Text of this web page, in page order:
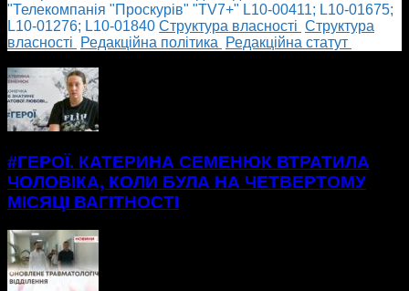
"Телекомпанія "Проскурів" "TV7+" L10-00411; L10-01675;
L10-01276; L10-01840 Cтруктура власності Cтруктура
власності
Редакційна політика
Редакційна статут
#ГЕРОЇ. КАТЕРИНА СЕМЕНЮК ВТРАТИЛА
ЧОЛОВІКА, КОЛИ БУЛА НА ЧЕТВЕРТОМУ
МІСЯЦІ ВАГІТНОСТІ